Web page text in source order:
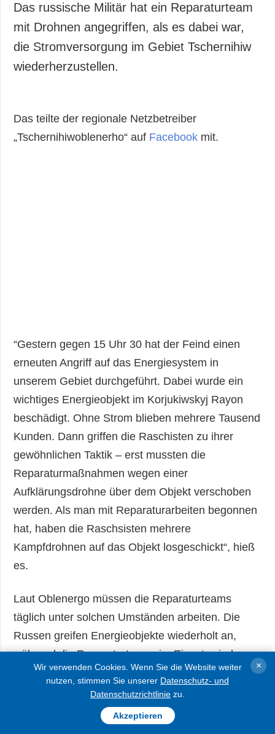
Das russische Militär hat ein Reparaturteam
mit Drohnen angegriffen, als es dabei war,
die Stromversorgung im Gebiet Tschernihiw
wiederherzustellen.
Das teilte der regionale Netzbetreiber
„Tschernihiwoblenerho“ auf Facebook mit.
“Gestern gegen 15 Uhr 30 hat der Feind einen
erneuten Angriff auf das Energiesystem in
unserem Gebiet durchgeführt. Dabei wurde ein
wichtiges Energieobjekt im Korjukiwskyj Rayon
beschädigt. Ohne Strom blieben mehrere Tausend
Kunden. Dann griffen die Raschisten zu ihrer
gewöhnlichen Taktik – erst mussten die
Reparaturmaßnahmen wegen einer
Aufklärungsdrohne über dem Objekt verschoben
werden. Als man mit Reparaturarbeiten begonnen
hat, haben die Raschsisten mehrere
Kampfdrohnen auf das Objekt losgeschickt“, hieß
es.
Laut Oblenergo müssen die Reparaturteams
täglich unter solchen Umständen arbeiten. Die
Russen greifen Energieobjekte wiederholt an,
während die Reparaturteams im Einsatz sind.
AUSFÜHRLICHER
Wir verwenden Cookies. Wenn Sie die Website weiter
nutzen, stimmen Sie unserer Datenschutz- und
Datenschutzrichtlinie zu.
Akzeptieren
×